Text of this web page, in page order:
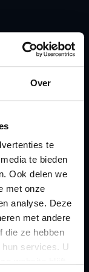
Over
te
te bieden
Ook delen we
met onze
analyse. Deze
met andere
die ze hebben
services. U
de BV
Pensioen BV